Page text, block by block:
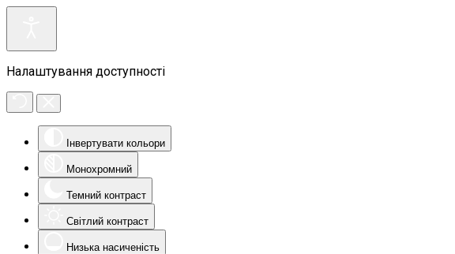
Налаштування доступності
Інвертувати кольори
Монохромний
Темний контраст
Світлий контраст
Низька насиченість